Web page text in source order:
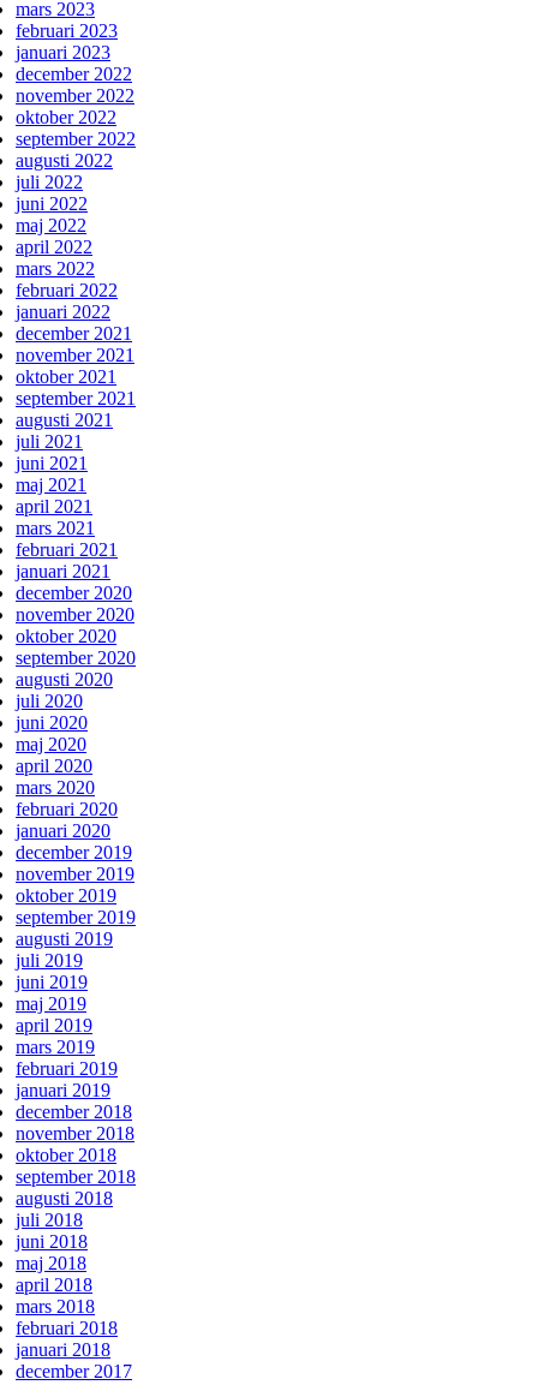
mars 2023
februari 2023
januari 2023
december 2022
november 2022
oktober 2022
september 2022
augusti 2022
juli 2022
juni 2022
maj 2022
april 2022
mars 2022
februari 2022
januari 2022
december 2021
november 2021
oktober 2021
september 2021
augusti 2021
juli 2021
juni 2021
maj 2021
april 2021
mars 2021
februari 2021
januari 2021
december 2020
november 2020
oktober 2020
september 2020
augusti 2020
juli 2020
juni 2020
maj 2020
april 2020
mars 2020
februari 2020
januari 2020
december 2019
november 2019
oktober 2019
september 2019
augusti 2019
juli 2019
juni 2019
maj 2019
april 2019
mars 2019
februari 2019
januari 2019
december 2018
november 2018
oktober 2018
september 2018
augusti 2018
juli 2018
juni 2018
maj 2018
april 2018
mars 2018
februari 2018
januari 2018
december 2017